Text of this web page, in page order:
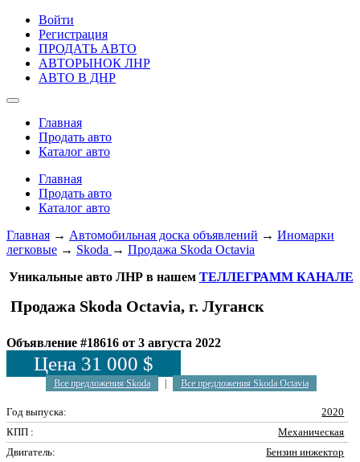
Войти
Регистрация
ПРОДАТЬ АВТО
АВТОРЫНОК ЛНР
АВТО В ДНР
Главная
Продать авто
Каталог авто
Главная
Продать авто
Каталог авто
Главная → Автомобильная доска объявлений → Иномарки
легковые → Skoda → Продажа Skoda Octavia
Уникальные авто ЛНР в нашем ТЕЛЛЕГРАММ КАНАЛЕ
Продажа Skoda Octavia, г. Луганск
Объявление #18616 от 3 августа 2022
Цена 31 000 $
Все предложения Skoda Все предложения Skoda Octavia
Год выпуска:
2020
КПП :
Механическая
Двигатель:
Бензин инжектор